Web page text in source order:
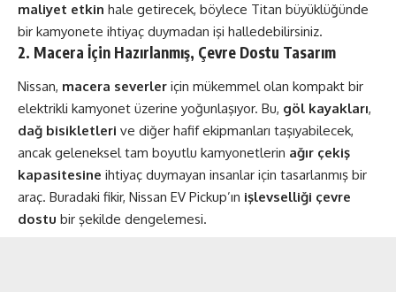
maliyet etkin hale getirecek, böylece Titan büyüklüğünde
bir kamyonete ihtiyaç duymadan işi halledebilirsiniz.
2. Macera İçin Hazırlanmış, Çevre Dostu Tasarım
Nissan, macera severler için mükemmel olan kompakt bir
elektrikli kamyonet üzerine yoğunlaşıyor. Bu, göl kayakları,
dağ bisikletleri ve diğer hafif ekipmanları taşıyabilecek,
ancak geleneksel tam boyutlu kamyonetlerin ağır çekiş
kapasitesine ihtiyaç duymayan insanlar için tasarlanmış bir
araç. Buradaki fikir, Nissan EV Pickup’ın işlevselliği çevre
dostu bir şekilde dengelemesi.